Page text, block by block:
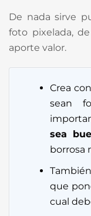
De nada sirve
foto pixelada,
aporte valor.
Crea
sean
sea
borrosa
que
cual